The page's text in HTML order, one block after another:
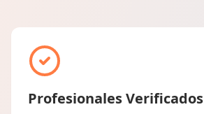
Profesionales Verificados